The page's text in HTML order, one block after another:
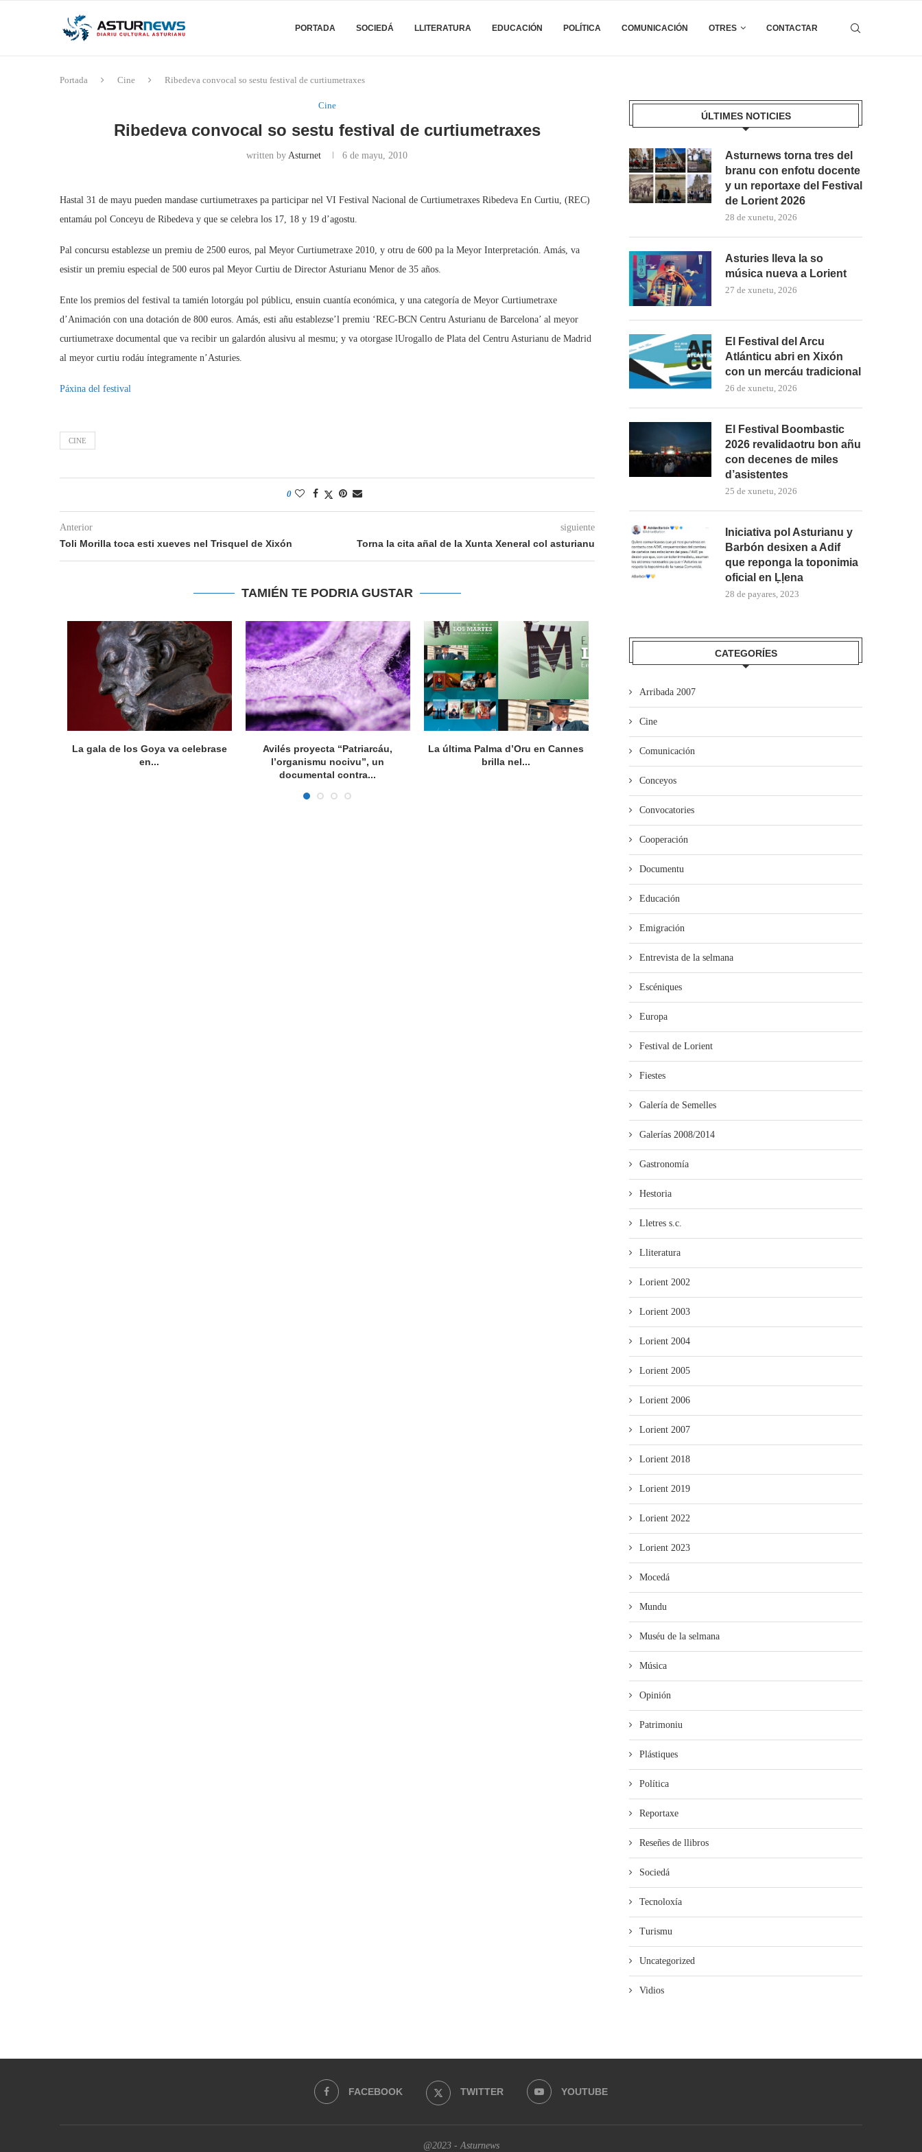
PORTADA SOCIEDÁ LLITERATURA EDUCACIÓN POLÍTICA COMUNICACIÓN OTRES CONTACTAR
Portada Cine Ribedeva convocal so sestu festival de curtiumetraxes
Cine
Ribedeva convocal so sestu festival de curtiumetraxes
written byAsturnet 6 de mayu, 2010
Hastal 31 de mayu pueden mandase curtiumetraxes pa participar nel VI Festival Nacional de Curtiumetraxes Ribedeva En Curtiu, (REC)
entamáu pol Conceyu de Ribedeva y que se celebra los 17, 18 y 19 d’agostu.
Pal concursu establezse un premiu de 2500 euros, pal Meyor Curtiumetraxe 2010, y otru de 600 pa la Meyor Interpretación. Amás, va
esistir un premiu especial de 500 euros pal Meyor Curtiu de Director Asturianu Menor de 35 años.
Ente los premios del festival ta tamién lotorgáu pol públicu, ensuin cuantía económica, y una categoría de Meyor Curtiumetraxe
d’Animación con una dotación de 800 euros. Amás, esti añu establezse’l premiu ‘REC-BCN Centru Asturianu de Barcelona’ al meyor
curtiumetraxe documental que va recibir un galardón alusivu al mesmu; y va otorgase lUrogallo de Plata del Centru Asturianu de Madrid
al meyor curtiu rodáu íntegramente n’Asturies.
Páxina del festival
CINE
0
Anterior
Toli Morilla toca esti xueves nel Trisquel de Xixón
siguiente
Torna la cita añal de la Xunta Xeneral col asturianu
TAMIÉN TE PODRIA GUSTAR
La gala de los Goya va celebrase
en...
Avilés proyecta “Patriarcáu,
l’organismu nocivu”, un
documental contra...
La última Palma d’Oru en Cannes
brilla nel...
Empiecen les proyecciones pa
ÚLTIMES NOTICIES
Asturnews torna tres del
branu con enfotu docente
y un reportaxe del Festival
de Lorient 2026
28 de xunetu, 2026
Asturies lleva la so
música nueva a Lorient
27 de xunetu, 2026
El Festival del Arcu
Atlánticu abri en Xixón
con un mercáu tradicional
26 de xunetu, 2026
El Festival Boombastic
2026 revalidaotru bon añu
con decenes de miles
d’asistentes
25 de xunetu, 2026
Iniciativa pol Asturianu y
Barbón desixen a Adif
que reponga la toponimia
oficial en Ḷḷena
28 de payares, 2023
CATEGORÍES
Arribada 2007
Cine
Comunicación
Conceyos
Convocatories
Cooperación
Documentu
Educación
Emigración
Entrevista de la selmana
Escéniques
Europa
Festival de Lorient
Fiestes
Galería de Semelles
Galerías 2008/2014
Gastronomía
Hestoria
Lletres s.c.
Lliteratura
Lorient 2002
Lorient 2003
Lorient 2004
Lorient 2005
Lorient 2006
Lorient 2007
Lorient 2018
Lorient 2019
Lorient 2022
Lorient 2023
Mocedá
Mundu
Muséu de la selmana
Música
Opinión
Patrimoniu
Plástiques
Política
Reportaxe
Reseñes de llibros
Sociedá
Tecnoloxía
Turismu
Uncategorized
Vidios
FACEBOOK TWITTER YOUTUBE
@2023 - Asturnews